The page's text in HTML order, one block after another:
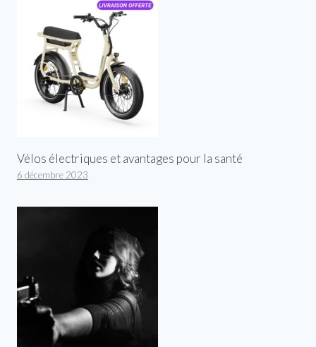
Vélos électriques et avantages pour la santé
6 décembre 2023